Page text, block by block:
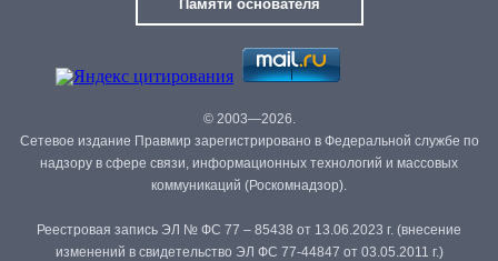
Памяти основателя
© 2003—2026.
Сетевое издание Правмир зарегистрировано в Федеральной службе по
надзору в сфере связи, информационных технологий и массовых
коммуникаций (Роскомнадзор).
Реестровая запись ЭЛ № ФС 77 – 85438 от 13.06.2023 г. (внесение
изменений в свидетельство ЭЛ ФС 77-44847 от 03.05.2011 г.)